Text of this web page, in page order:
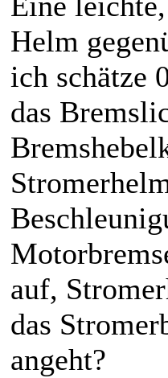
Helm
ich schätze
das
auf,
das
angeht?